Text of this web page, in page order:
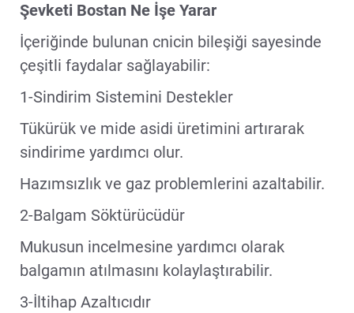
Şevketi Bostan Ne İşe Yarar
İçeriğinde bulunan cnicin bileşiği sayesinde
çeşitli faydalar sağlayabilir:
1-Sindirim Sistemini Destekler
Tükürük ve mide asidi üretimini artırarak
sindirime yardımcı olur.
Hazımsızlık ve gaz problemlerini azaltabilir.
2-Balgam Söktürücüdür
Mukusun incelmesine yardımcı olarak
balgamın atılmasını kolaylaştırabilir.
3-İltihap Azaltıcıdır